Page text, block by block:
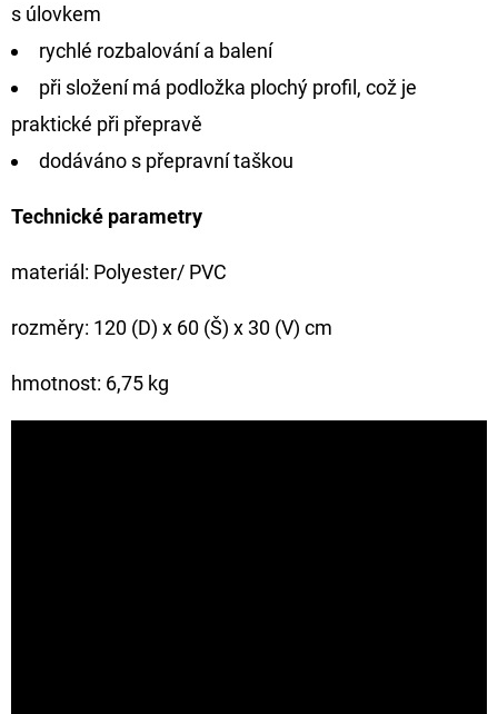
s úlovkem
rychlé rozbalování a balení
při složení má podložka plochý profil, což je
praktické při přepravě
dodáváno s přepravní taškou
Technické parametry
materiál: Polyester/ PVC
rozměry: 120 (D) x 60 (Š) x 30 (V) cm
hmotnost: 6,75 kg